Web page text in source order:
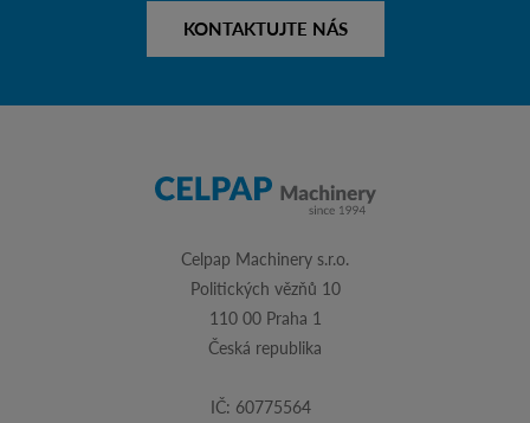
KONTAKTUJTE NÁS
Celpap Machinery s.r.o.
Politických vězňů 10
110 00 Praha 1
Česká republika
IČ: 60775564